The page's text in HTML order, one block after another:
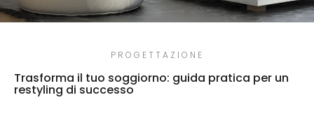
PROGETTAZIONE
Trasforma il tuo soggiorno: guida pratica per un
restyling di successo